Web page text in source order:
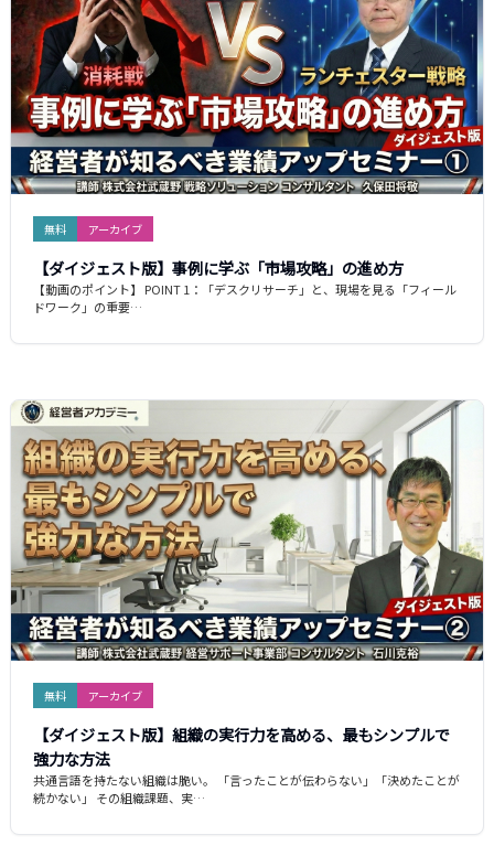
無料 アーカイブ
【ダイジェスト版】事例に学ぶ「市場攻略」の進め方
【動画のポイント】 POINT 1：「デスクリサーチ」と、現場を見る「フィール
ドワーク」の重要…
無料 アーカイブ
【ダイジェスト版】組織の実行力を高める、最もシンプルで
強力な方法
共通言語を持たない組織は脆い。 「言ったことが伝わらない」「決めたことが
続かない」 その組織課題、実…